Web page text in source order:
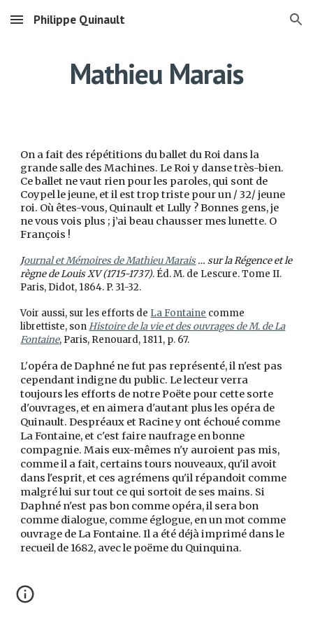
Skip to main content Skip to navigation
Philippe Quinault
Mathieu Marais
On a fait des répétitions du ballet du Roi dans la
grande salle des Machines. Le Roi y danse très-bien.
Ce ballet ne vaut rien pour les paroles, qui sont de
Coypel le jeune, et il est trop triste pour un / 32/ jeune
roi. Où êtes-vous, Quinault et Lully ? Bonnes gens, je
ne vous vois plus ; j’ai beau chausser mes lunette. O
François !
Journal et Mémoires de Mathieu Marais… sur la Régence et le
règne de Louis XV (1715-1737). Éd. M. de Lescure. Tome II.
Paris, Didot, 1864. P. 31-32.
Voir aussi, sur les efforts de La Fontaine comme
librettiste, sonHistoire de la vie et des ouvrages de M. de La
Fontaine, Paris, Renouard, 1811, p. 67.
L'opéra de Daphné ne fut pas représenté, il n'est pas
cependant indigne du public. Le lecteur verra
toujours les efforts de notre Poëte pour cette sorte
d'ouvrages, et en aimera d'autant plus les opéra de
Quinault. Despréaux et Racine y ont échoué comme
La Fontaine, et c'est faire naufrage en bonne
compagnie. Mais eux-mêmes n'y auroient pas mis,
comme il a fait, certains tours nouveaux, qu'il avoit
dans l'esprit, et ces agrémens qu'il répandoit comme
malgré lui sur tout ce qui sortoit de ses mains. Si
Daphné n'est pas bon comme opéra, il sera bon
comme dialogue, comme églogue, en un mot comme
ouvrage de La Fontaine. Il a été déjà imprimé dans le
recueil de 1682, avec le poëme du Quinquina.